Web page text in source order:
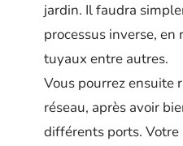
jardin. Il faudra
processus inverse,
tuyaux entre autres.
Vous pourrez ensuite
réseau, après avoir
différents ports. Votre